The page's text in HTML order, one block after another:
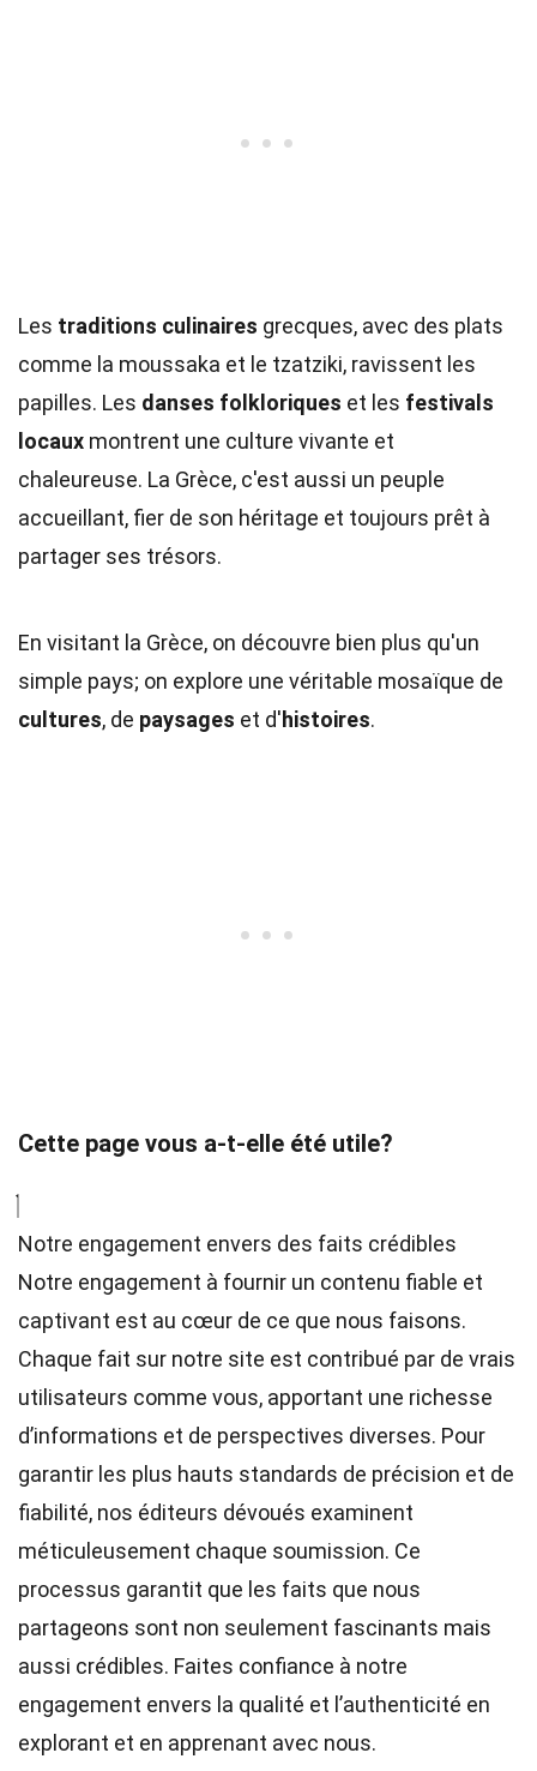
Les traditions culinaires grecques, avec des plats
comme la moussaka et le tzatziki, ravissent les
papilles. Les danses folkloriques et les festivals
locaux montrent une culture vivante et
chaleureuse. La Grèce, c'est aussi un peuple
accueillant, fier de son héritage et toujours prêt à
partager ses trésors.
En visitant la Grèce, on découvre bien plus qu'un
simple pays; on explore une véritable mosaïque de
cultures, de paysages et d'histoires.
Cette page vous a-t-elle été utile?
Notre engagement envers des faits crédibles
Notre engagement à fournir un contenu fiable et
captivant est au cœur de ce que nous faisons.
Chaque fait sur notre site est contribué par de vrais
utilisateurs comme vous, apportant une richesse
d’informations et de perspectives diverses. Pour
garantir les plus hauts standards de précision et de
fiabilité, nos éditeurs dévoués examinent
méticuleusement chaque soumission. Ce
processus garantit que les faits que nous
partageons sont non seulement fascinants mais
aussi crédibles. Faites confiance à notre
engagement envers la qualité et l’authenticité en
explorant et en apprenant avec nous.